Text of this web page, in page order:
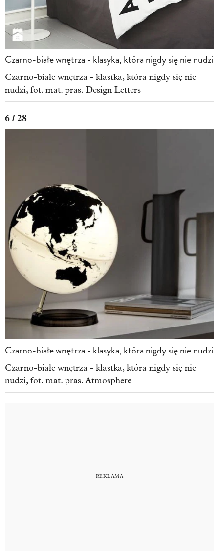
Czarno-białe wnętrza - klasyka, która nigdy się nie nudzi
Czarno-białe wnętrza - klastka, która nigdy się nie
nudzi, fot. mat. pras. Design Letters
6 / 28
Czarno-białe wnętrza - klasyka, która nigdy się nie nudzi
Czarno-białe wnętrza - klastka, która nigdy się nie
nudzi, fot. mat. pras. Atmosphere